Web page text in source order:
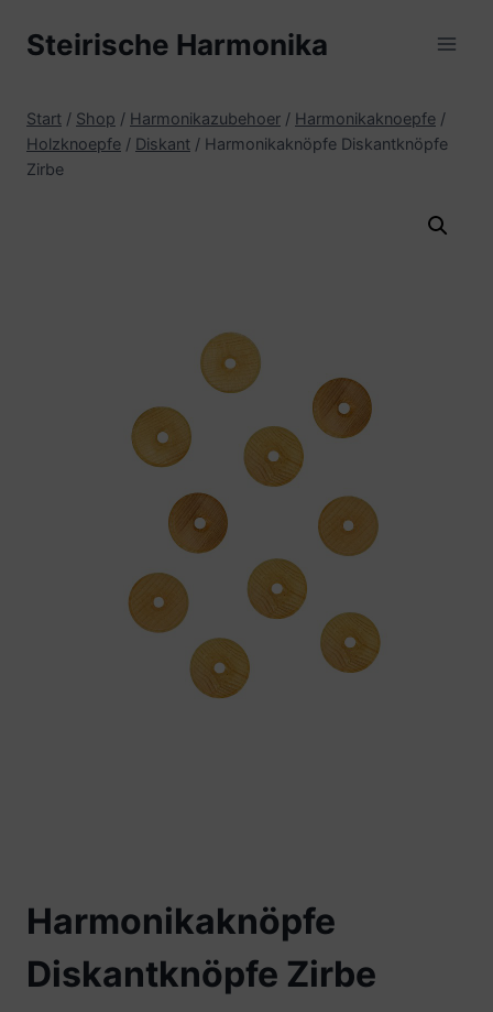
InhaltSteirische Harmonika
Start / Shop / Harmonikazubehoer / Harmonikaknoepfe /
Holzknoepfe / Diskant / Harmonikaknöpfe Diskantknöpfe
Zirbe
Harmonikaknöpfe
Diskantknöpfe Zirbe